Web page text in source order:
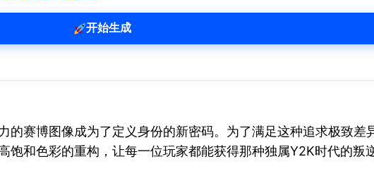
开始生成
赛博图像成为了定义身份的新密码。为了满足这种追求极致差
和色彩的重构，让每一位玩家都能获得那种独属Y2K时代的叛